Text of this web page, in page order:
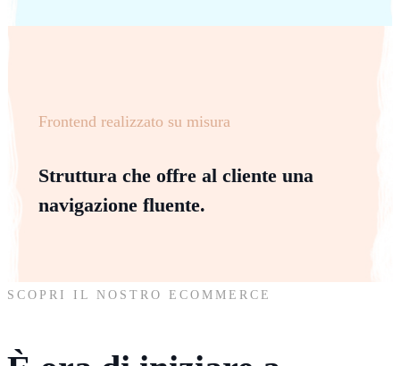
Frontend realizzato su misura
Struttura che offre al cliente una
navigazione fluente.
SCOPRI IL NOSTRO ECOMMERCE